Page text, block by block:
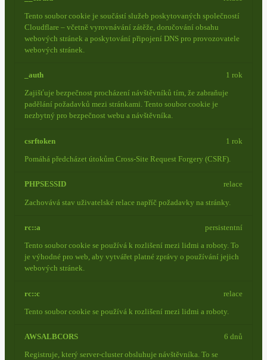
Tento soubor cookie je součástí služeb poskytovaných společností
Cloudflare – včetně vyrovnávání zátěže, doručování obsahu
webových stránek a poskytování připojení DNS pro provozovatele
webových stránek.
_auth
Zajišťuje bezpečnost procházení návštěvníků tím, že zabraňuje
padělání požadavků mezi stránkami. Tento soubor cookie je
nezbytný pro bezpečnost webu a návštěvníka.
1 rok
csrftoken
Pomáhá předcházet útokům Cross-Site Request Forgery (CSRF).
1 rok
PHPSESSID
Zachovává stav uživatelské relace napříč požadavky na stránky.
relace
rc::a
Tento soubor cookie se používá k rozlišení mezi lidmi a roboty. To
je výhodné pro web, aby vytvářet platné zprávy o používání jejich
webových stránek.
persistentní
rc::c
Tento soubor cookie se používá k rozlišení mezi lidmi a roboty.
relace
AWSALBCORS
Registruje, který server-cluster obsluhuje návštěvníka. To se
6 dnů